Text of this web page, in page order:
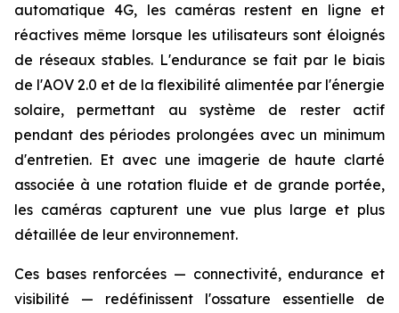
automatique 4G, les caméras restent en ligne et
réactives même lorsque les utilisateurs sont éloignés
de réseaux stables. L'endurance se fait par le biais
de l'AOV 2.0 et de la flexibilité alimentée par l'énergie
solaire, permettant au système de rester actif
pendant des périodes prolongées avec un minimum
d'entretien. Et avec une imagerie de haute clarté
associée à une rotation fluide et de grande portée,
les caméras capturent une vue plus large et plus
détaillée de leur environnement.
Ces bases renforcées — connectivité, endurance et
visibilité — redéfinissent l'ossature essentielle de